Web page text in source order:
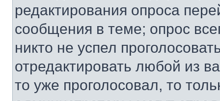
редактирования опроса
сообщения в теме; опрос
никто не успел
отредактировать любой из
то уже проголосовал, то